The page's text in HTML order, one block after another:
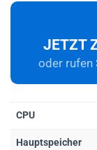
JETZT
oder rufen
CPU
Hauptspeicher